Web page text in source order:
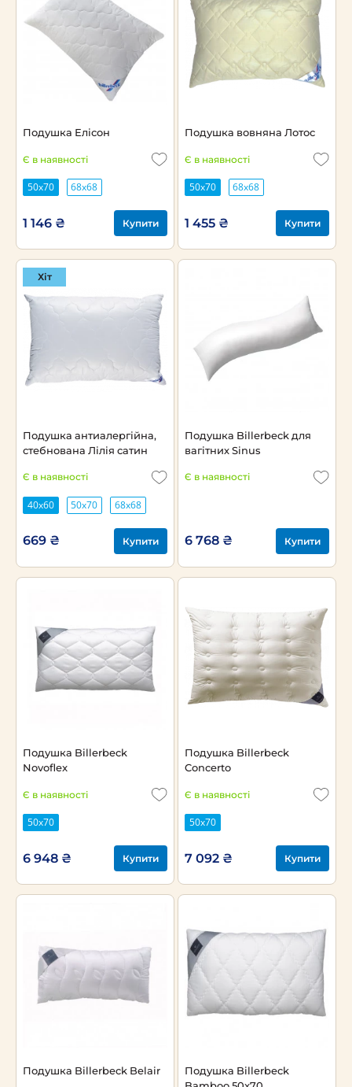
Подушка Елісон
Є в наявності
50х70 68х68
1 146 ₴ Купити
Подушка вовняна Лотос
Є в наявності
50х70 68х68
1 455 ₴ Купити
Хіт
Подушка антиалергійна,
стебнована Лілія сатин
Є в наявності
40х60 50х70 68х68
669 ₴ Купити
Подушка Billerbeck для
вагітних Sinus
Є в наявності
6 768 ₴ Купити
Подушка Billerbeck
Novoflex
Є в наявності
50х70
6 948 ₴ Купити
Подушка Billerbeck
Concerto
Є в наявності
50х70
7 092 ₴ Купити
Подушка Billerbeck Belair
Подушка Billerbeck